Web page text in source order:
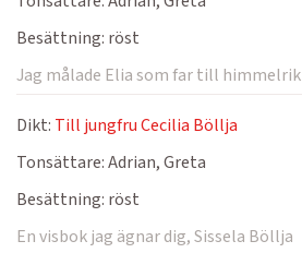
Besättning: röst
Jag målade Elia som far till himmelrik
Dikt: Till jungfru Cecilia Böllja
Tonsättare:Adrian, Greta
Besättning: röst
En visbok jag ägnar dig, Sissela Böllja